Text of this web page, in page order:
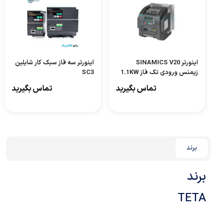
اینورتر SINAMICS V20
زیمنس ورودی تک فاز 1.1KW
تماس بگیرید
اینورتر سه فاز سبک کار شایلین
SC3
تماس بگیرید
برند
برند
TETA